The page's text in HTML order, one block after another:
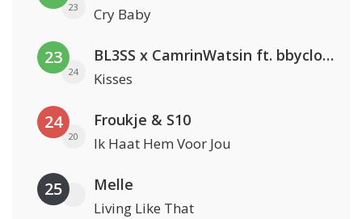
23 Cry Baby
23
24
BL3SS x CamrinWatsin ft. bbyclose
Kisses
24
20
Froukje & S10
Ik Haat Hem Voor Jou
25 Melle
Living Like That